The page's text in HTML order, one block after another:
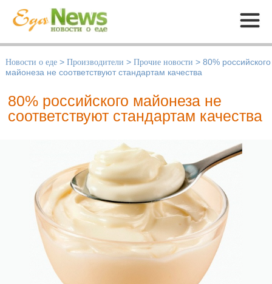
Меню
Новости о еде > Производители > Прочие новости > 80% российского
майонеза не соответствуют стандартам качества
80% российского майонеза не
соответствуют стандартам качества